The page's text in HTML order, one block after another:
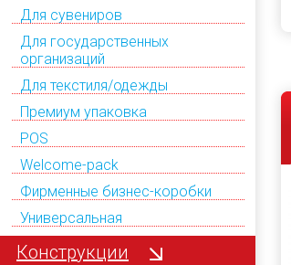
Для сувениров
Для государственных
организаций
Для текстиля/одежды
Премиум упаковка
POS
Welcome-pack
Фирменные бизнес-коробки
Универсальная
Конструкции